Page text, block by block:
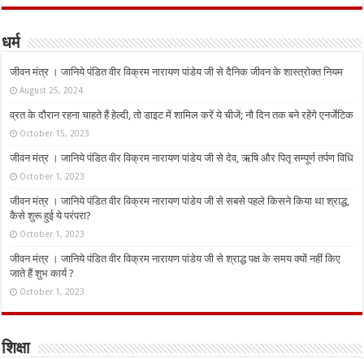
धर्म
जीवन मंत्र । जानिये पंडित वीर विक्रम नारायण पांडेय जी से दैनिक जीवन के शास्त्रोक्त नियम
August 25, 2024
व्रत के दौरान रहना चाहते हैं हेल्दी, तो डाइट में शामिल करें ये चीजें; नौ दिन तक बने रहेंगे एनर्जेटिक
October 15, 2023
जीवन मंत्र । जानिये पंडित वीर विक्रम नारायण पांडेय जी से देव, ऋषि और पितृ सम्पूर्ण तर्पण विधि
October 1, 2023
जीवन मंत्र । जानिये पंडित वीर विक्रम नारायण पांडेय जी से सबसे पहले किसने किया था श्राद्ध,
कैसे शुरू हुई ये परंपरा?
October 1, 2023
जीवन मंत्र । जानिये पंडित वीर विक्रम नारायण पांडेय जी से श्राद्ध पक्ष के समय क्यों नहीं किए
जाते हैं शुभ कार्य ?
October 1, 2023
शिक्षा